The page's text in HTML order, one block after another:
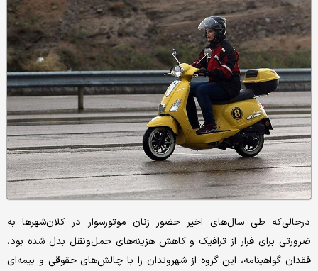
درحالی‌که طی سال‌های اخیر حضور زنان موتورسوار در کلان‌شهرها به
ضرورتی برای فرار از ترافیک و کاهش هزینه‌های حمل‌ونقل بدل شده بود،
فقدان گواهینامه، این گروه از شهروندان را با چالش‌های حقوقی و بیمه‌ای